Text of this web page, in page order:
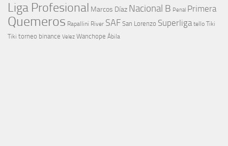
Liga Profesional Marcos Díaz Nacional B Penal Primera
Quemeros Rapallini River SAF San Lorenzo Superliga tello Tiki
Tiki torneo binance Velez Wanchope Ábila